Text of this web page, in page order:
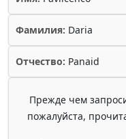
Фамилия: Daria
Отчество: Panaid
Прежде чем
пожалуйста,